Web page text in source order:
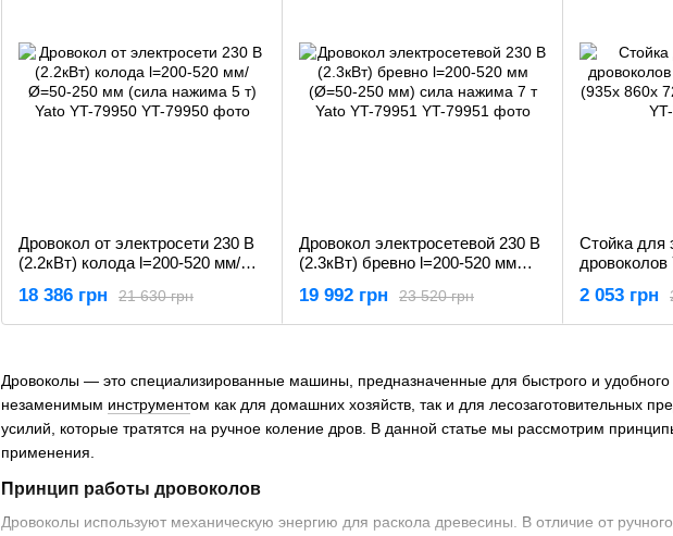
Дровоколы — это специализированные машины, предназначенные для быстрого и
незаменимым инструментом как для домашних хозяйств, так и для лесозаготовительных
усилий, которые тратятся на ручное коление дров. В данной статье мы рассмотрим
применения.
Принцип работы дровоколов
Дровоколы используют механическую энергию для раскола древесины. В отличие от
Дровокол от электросети 230 В
(2.2кВт) колода l=200-520 мм/
Yato YT-7995021 630 грн
18 386 грн
Дровокол электросетевой 230 В
(2.3кВт) бревно l=200-520 мм
Yato YT-7995123 520 грн
19 992 грн
Стойка для
дровоколов
79952
2 053 грн